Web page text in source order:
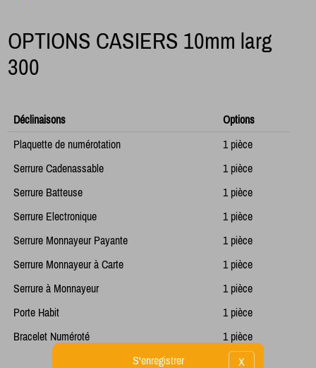
OPTIONS CASIERS 10mm larg
300
Déclinaisons
Options
Plaquette de numérotation
1 pièce
Serrure Cadenassable
1 pièce
Serrure Batteuse
1 pièce
Serrure Electronique
1 pièce
Serrure Monnayeur Payante
1 pièce
Serrure Monnayeur à Carte
1 pièce
Serrure à Monnayeur
1 pièce
Porte Habit
1 pièce
Bracelet Numéroté
1 pièce
X
S'enregistrer